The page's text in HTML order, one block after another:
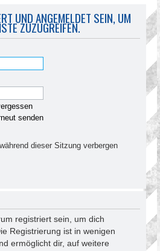
UND ANGEMELDET SEIN, UM
ZUZUGREIFEN.
senden
dieser Sitzung verbergen
registriert sein, um dich
Registrierung ist in wenigen
ermöglicht dir, auf weitere